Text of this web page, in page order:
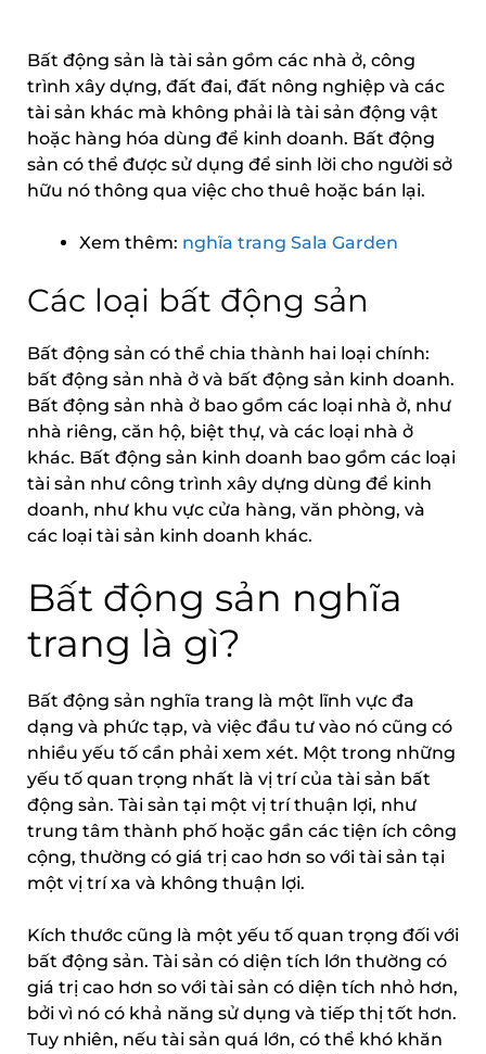
Bất động sản là tài sản gồm các nhà ở, công
trình xây dựng, đất đai, đất nông nghiệp và các
tài sản khác mà không phải là tài sản động vật
hoặc hàng hóa dùng để kinh doanh. Bất động
sản có thể được sử dụng để sinh lời cho người sở
hữu nó thông qua việc cho thuê hoặc bán lại.
Xem thêm: nghĩa trang Sala Garden
Các loại bất động sản
Bất động sản có thể chia thành hai loại chính:
bất động sản nhà ở và bất động sản kinh doanh.
Bất động sản nhà ở bao gồm các loại nhà ở, như
nhà riêng, căn hộ, biệt thự, và các loại nhà ở
khác. Bất động sản kinh doanh bao gồm các loại
tài sản như công trình xây dựng dùng để kinh
doanh, như khu vực cửa hàng, văn phòng, và
các loại tài sản kinh doanh khác.
Bất động sản nghĩa
trang là gì?
Bất động sản nghĩa trang là một lĩnh vực đa
dạng và phức tạp, và việc đầu tư vào nó cũng có
nhiều yếu tố cần phải xem xét. Một trong những
yếu tố quan trọng nhất là vị trí của tài sản bất
động sản. Tài sản tại một vị trí thuận lợi, như
trung tâm thành phố hoặc gần các tiện ích công
cộng, thường có giá trị cao hơn so với tài sản tại
một vị trí xa và không thuận lợi.
Kích thước cũng là một yếu tố quan trọng đối với
bất động sản. Tài sản có diện tích lớn thường có
giá trị cao hơn so với tài sản có diện tích nhỏ hơn,
bởi vì nó có khả năng sử dụng và tiếp thị tốt hơn.
Tuy nhiên, nếu tài sản quá lớn, có thể khó khăn